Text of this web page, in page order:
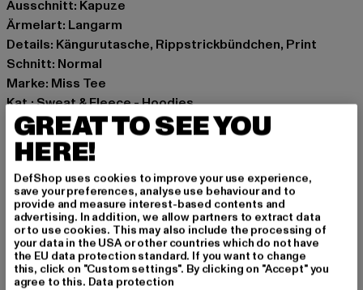
Ausschnitt: Kapuze
Ärmelart: Langarm
Details: Kängurutasche, Rippstrickbündchen, Print
Schnitt: Normal
Marke: Miss Tee
Kat.: Sweat & Fleece - Hoodies
Farbe: violet
Hersteller Farbe: plumpurple
Materialzusammensetzung: 70% Baumwolle, 30%
Polyester
Art.Nr: MST239-18329
Hersteller: TB International GmbH |info@tbint.de
Dr.-Robert-Murjahn-Straße 7 | 64372 Ober-Ramstadt |
DE
GREAT TO SEE YOU
HERE!
DefShop uses cookies to improve your use experience,
save your preferences, analyse use behaviour and to
provide and measure interest-based contents and
advertising. In addition, we allow partners to extract data
or to use cookies. This may also include the processing of
your data in the USA or other countries which do not have
the EU data protection standard. If you want to change
this, click on "Custom settings". By clicking on "Accept" you
agree to this. Data protection